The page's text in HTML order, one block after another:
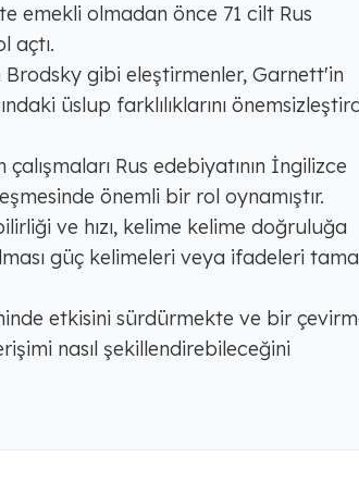
emekli olmadan önce 71 cilt Rus
açtı.
gibi eleştirmenler, Garnett'in
üslup farklılıklarını
Rus edebiyatının İngilizce
önemli bir rol oynamıştır.
ve hızı, kelime kelime doğruluğa
güç kelimeleri veya ifadeleri
etkisini sürdürmekte ve bir
nasıl şekillendirebileceğini